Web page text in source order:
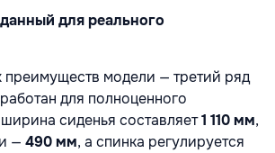
для реального
преимуществ модели — третий ряд
для полноценного
сиденья составляет1 110 мм,
— 490 мм, а спинка регулируется